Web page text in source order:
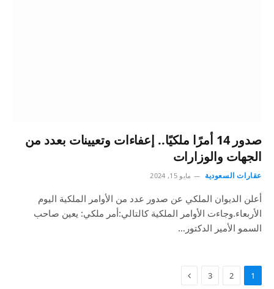
صدور 14 أمرًا ملكيًا.. إعفاءات وتعيينات بعدد من
الجهات والوزارات
عقارات السعودية مايو 15, 2024
أعلن الديوان الملكي عن صدور عدد من الأوامر الملكية اليوم
الأربعاء.وجاءت الأوامر الملكية كالتالي:أمر ملكي: يعين صاحب
السمو الأمير الدكتور…
1
2
3